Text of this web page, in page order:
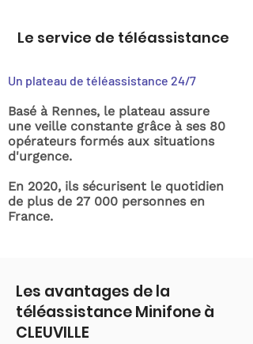
Le service de téléassistance
Un plateau de téléassistance 24/7
Basé à Rennes, le plateau assure
une veille constante grâce à ses 80
opérateurs formés aux situations
d'urgence.
En 2020, ils sécurisent le quotidien
de plus de 27 000 personnes en
France.
Les avantages de la
téléassistance Minifone à
CLEUVILLE